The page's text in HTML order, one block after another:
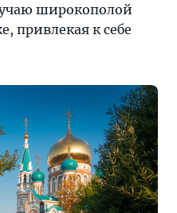
широкополой
привлекая к себе